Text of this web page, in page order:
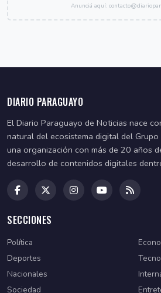
Anunciá aquí:
DIARIO PARAGUAYO
El Diario Paraguayo de Noticias nace
natural del ecosistema digital del Grupo
una organización con más de 20 años
desarrollo de contenidos digitales
SECCIONES
Política
Deportes
Nacionales
Sociedad